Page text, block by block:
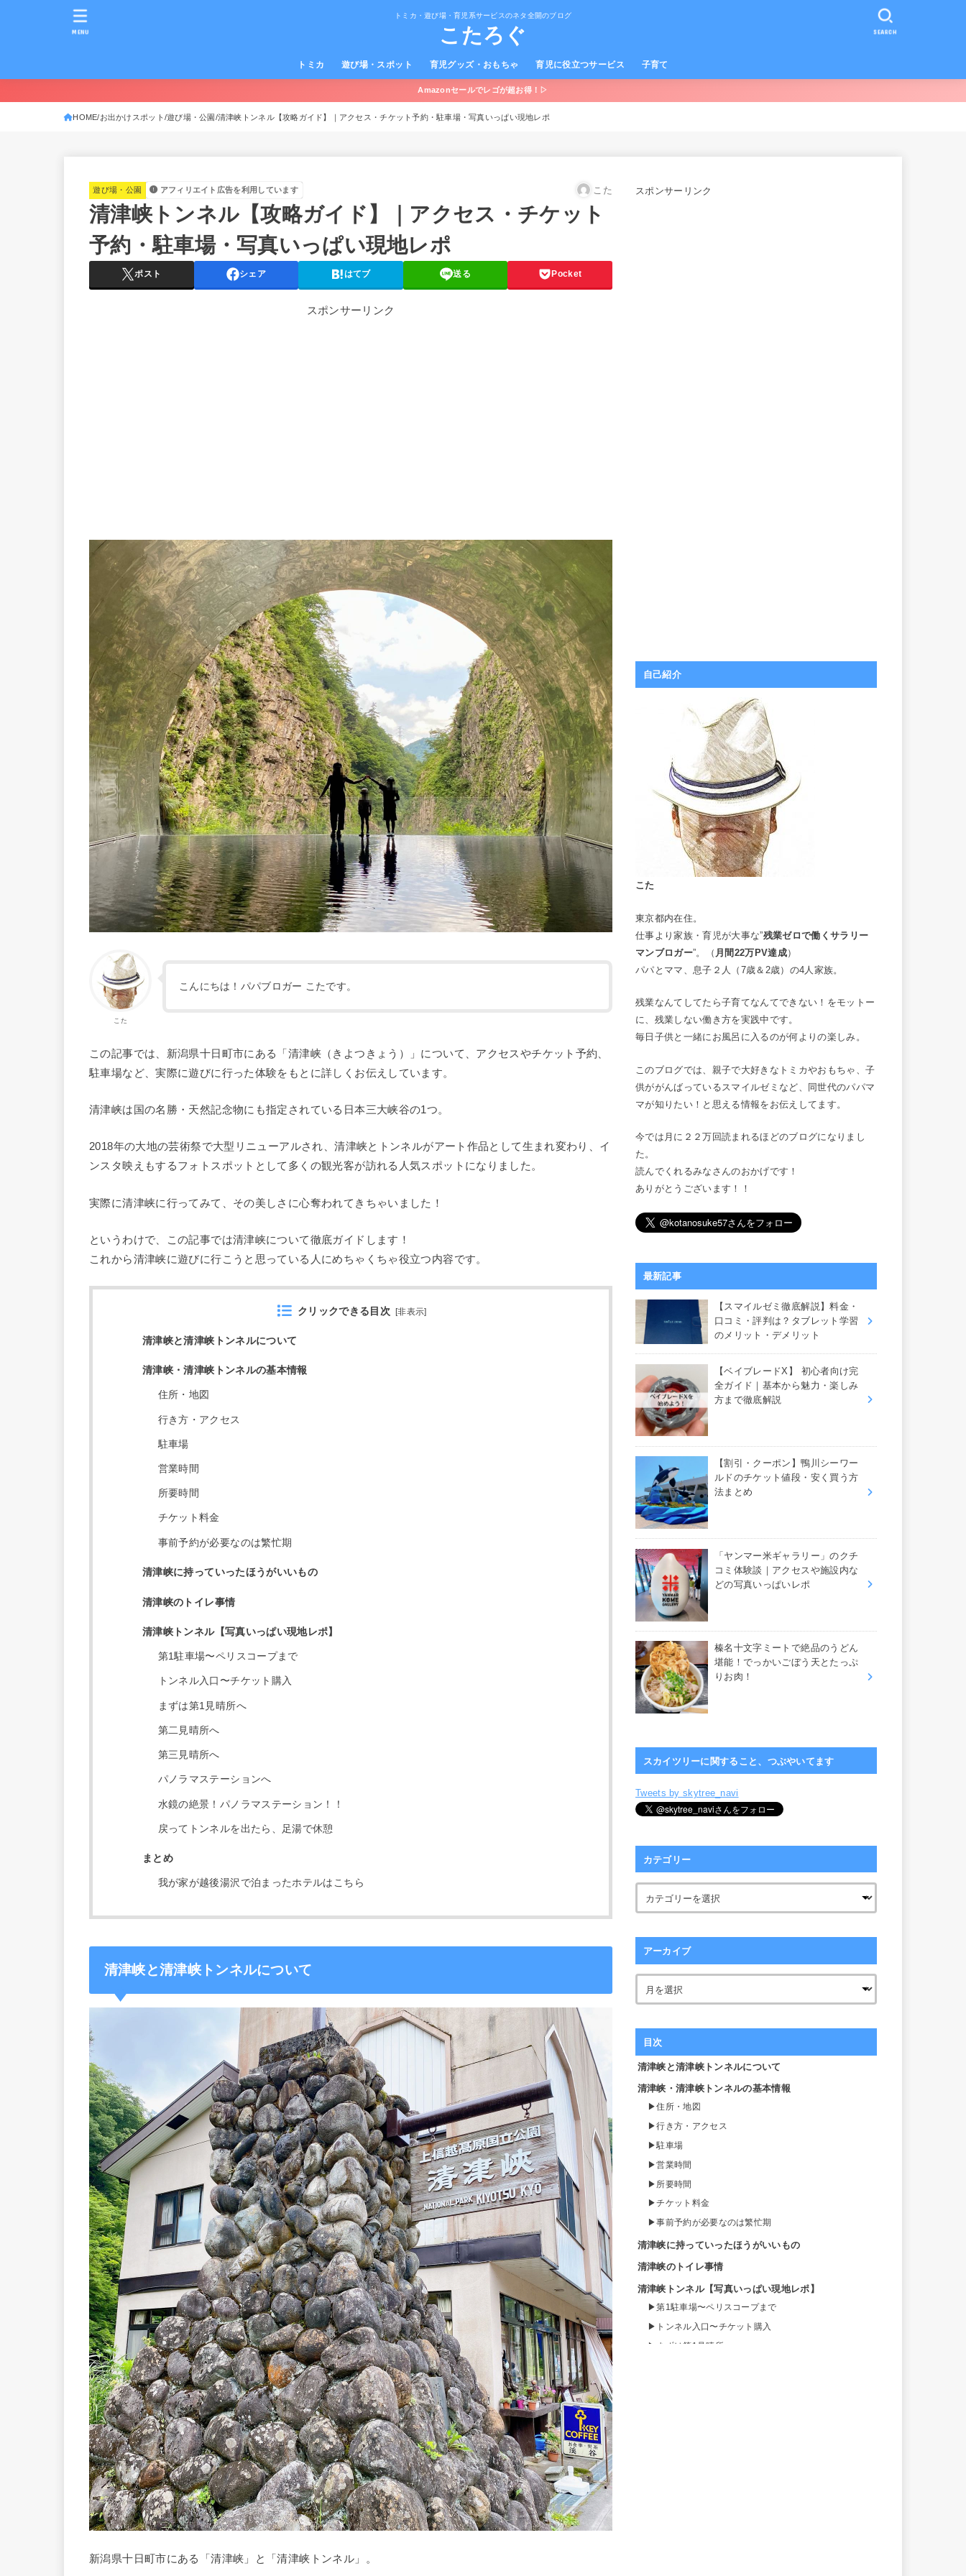
トミカ・遊び場・育児系サービスのネタ全開のブログ
こたろぐ
トミカ 遊び場・スポット 育児グッズ・おもちゃ 育児に役立つサービス 子育て
SEARCH
MENU
Amazonセールでレゴが超お得！▷
HOME お出かけスポット 遊び場・公園 清津峡トンネル【攻略ガイド】｜アクセス・チケット予約・駐車場・写真いっぱい現地レポ
遊び場・公園 アフィリエイト広告を利用しています こた
清津峡トンネル【攻略ガイド】｜アクセス・チケット
予約・駐車場・写真いっぱい現地レポ
ポスト シェア はてブ 送る Pocket
スポンサーリンク
こた
こんにちは！パパブロガー こたです。
この記事では、新潟県十日町市にある「清津峡（きよつきょう）」について、アクセスやチケット予約、
駐車場など、実際に遊びに行った体験をもとに詳しくお伝えしています。
清津峡は国の名勝・天然記念物にも指定されている日本三大峡谷の1つ。
2018年の大地の芸術祭で大型リニューアルされ、清津峡とトンネルがアート作品として生まれ変わり、イ
ンスタ映えもするフォトスポットとして多くの観光客が訪れる人気スポットになりました。
実際に清津峡に行ってみて、その美しさに心奪われてきちゃいました！
というわけで、この記事では清津峡について徹底ガイドします！
これから清津峡に遊びに行こうと思っている人にめちゃくちゃ役立つ内容です。
クリックできる目次 [非表示
清津峡と清津峡トンネルについて
清津峡・清津峡トンネルの基本情報
住所・地図
行き方・アクセス
駐車場
営業時間
所要時間
チケット料金
事前予約が必要なのは繁忙期
清津峡に持っていったほうがいいもの
清津峡のトイレ事情
清津峡トンネル【写真いっぱい現地レポ】
第1駐車場〜ペリスコープまで
トンネル入口〜チケット購入
まずは第1見晴所へ
第二見晴所へ
第三見晴所へ
パノラマステーションへ
水鏡の絶景！パノラマステーション！！
戻ってトンネルを出たら、足湯で休憩
まとめ
我が家が越後湯沢で泊まったホテルはこちら
清津峡と清津峡トンネルについて
新潟県十日町市にある「清津峡」と「清津峡トンネル」。
スポンサーリンク
自己紹介
こた
東京都内在住。
仕事より家族・育児が大事な”残業ゼロで働くサラリー
マンブロガー”。（ 月間22万PV達成）
パパとママ、息子２人（7歳＆2歳）の4人家族。
残業なんてしてたら子育てなんてできない！をモットー
に、残業しない働き方を実践中です。
毎日子供と一緒にお風呂に入るのが何よりの楽しみ。
このブログでは、親子で大好きなトミカやおもちゃ、子
供ががんばっているスマイルゼミなど、同世代のパパマ
マが知りたい！と思える情報をお伝えしてます。
今では月に２２万回読まれるほどのブログになりまし
た。
読んでくれるみなさんのおかげです！
ありがとうございます！！
最新記事
【スマイルゼミ徹底解説】料金・
口コミ・評判は？タブレット学習
のメリット・デメリット
【ベイブレードX】 初心者向け完
全ガイド｜基本から魅力・楽しみ
方まで徹底解説
【割引・クーポン】鴨川シーワー
ルドのチケット値段・安く買う方
法まとめ
「ヤンマー米ギャラリー」のクチ
コミ体験談｜アクセスや施設内な
どの写真いっぱいレポ
榛名十文字ミートで絶品のうどん
堪能！でっかいごぼう天とたっぷ
りお肉！
スカイツリーに関すること、つぶやいてます
Tweets by skytree_navi
カテゴリー
アーカイブ
目次
清津峡と清津峡トンネルについて
清津峡・清津峡トンネルの基本情報
住所・地図
行き方・アクセス
駐車場
営業時間
所要時間
チケット料金
事前予約が必要なのは繁忙期
清津峡に持っていったほうがいいもの
清津峡のトイレ事情
清津峡トンネル【写真いっぱい現地レポ】
第1駐車場〜ペリスコープまで
トンネル入口〜チケット購入
まずは第1見晴所へ